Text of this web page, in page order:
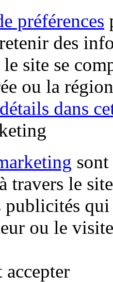
préférences
des
site se
ou la
dans
travers le
qui
ou le
accepter